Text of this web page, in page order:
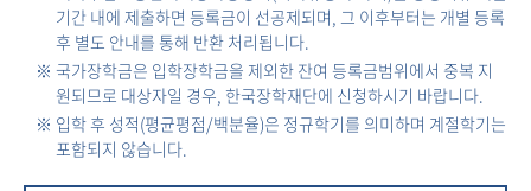
기간 내에 제출하면 등록금이 선공제되며, 그 이후부터는 개별 등록
후 별도 안내를 통해 반환 처리됩니다.
※ 국가장학금은 입학장학금을 제외한 잔여 등록금범위에서 중복 지
원되므로 대상자일 경우, 한국장학재단에 신청하시기 바랍니다.
※ 입학 후 성적(평균평점/백분율)은 정규학기를 의미하며 계절학기는
포함되지 않습니다.